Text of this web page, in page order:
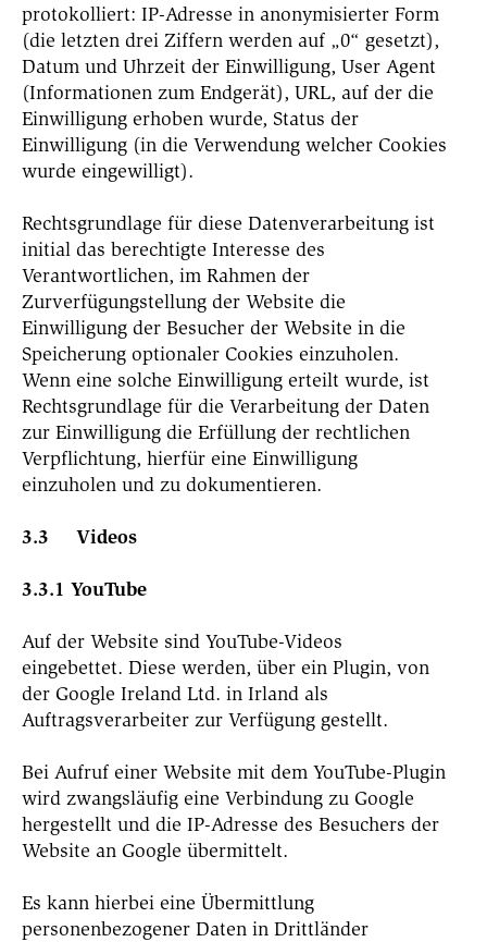
protokolliert: IP-Adresse in anonymisierter Form
(die letzten drei Ziffern werden auf „0“ gesetzt),
Datum und Uhrzeit der Einwilligung, User Agent
(Informationen zum Endgerät), URL, auf der die
Einwilligung erhoben wurde, Status der
Einwilligung (in die Verwendung welcher Cookies
wurde eingewilligt).
Rechtsgrundlage für diese Datenverarbeitung ist
initial das berechtigte Interesse des
Verantwortlichen, im Rahmen der
Zurverfügungstellung der Website die
Einwilligung der Besucher der Website in die
Speicherung optionaler Cookies einzuholen.
Wenn eine solche Einwilligung erteilt wurde, ist
Rechtsgrundlage für die Verarbeitung der Daten
zur Einwilligung die Erfüllung der rechtlichen
Verpflichtung, hierfür eine Einwilligung
einzuholen und zu dokumentieren.
3.3 Videos
3.3.1 YouTube
Auf der Website sind YouTube-Videos
eingebettet. Diese werden, über ein Plugin, von
der Google Ireland Ltd. in Irland als
Auftragsverarbeiter zur Verfügung gestellt.
Bei Aufruf einer Website mit dem YouTube-Plugin
wird zwangsläufig eine Verbindung zu Google
hergestellt und die IP-Adresse des Besuchers der
Website an Google übermittelt.
Es kann hierbei eine Übermittlung
personenbezogener Daten in Drittländer